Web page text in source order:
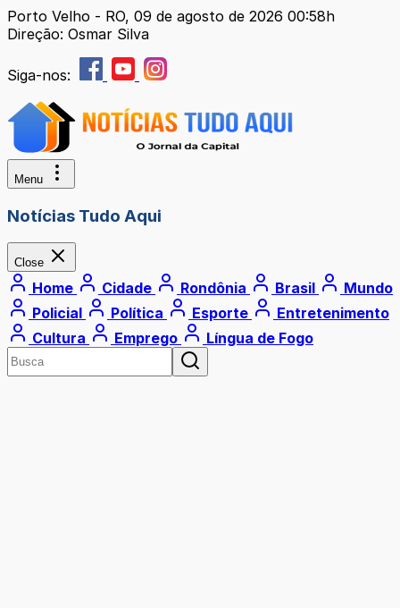
Porto Velho - RO, 09 de agosto de 2026 00:58h
Direção: Osmar Silva
Siga-nos:
Menu
Notícias Tudo Aqui
Close
Home Cidade Rondônia Brasil
Mundo
Policial
Política Esporte
Entretenimento
Cultura
Emprego Língua de Fogo